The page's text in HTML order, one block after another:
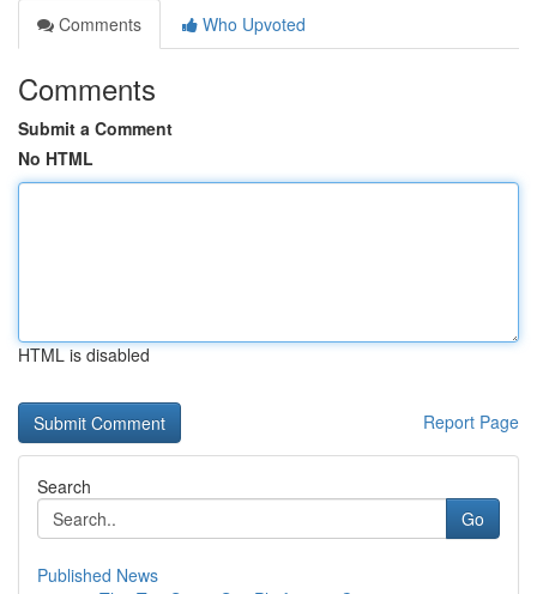
Comments
Who Upvoted
Comments
Submit a Comment
No HTML
HTML is disabled
Report Page
Search
Go
Published News